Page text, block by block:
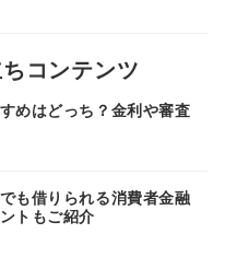
コンテンツ
めはどっち？金利や審査
も借りられる消費者金融
トもご紹介